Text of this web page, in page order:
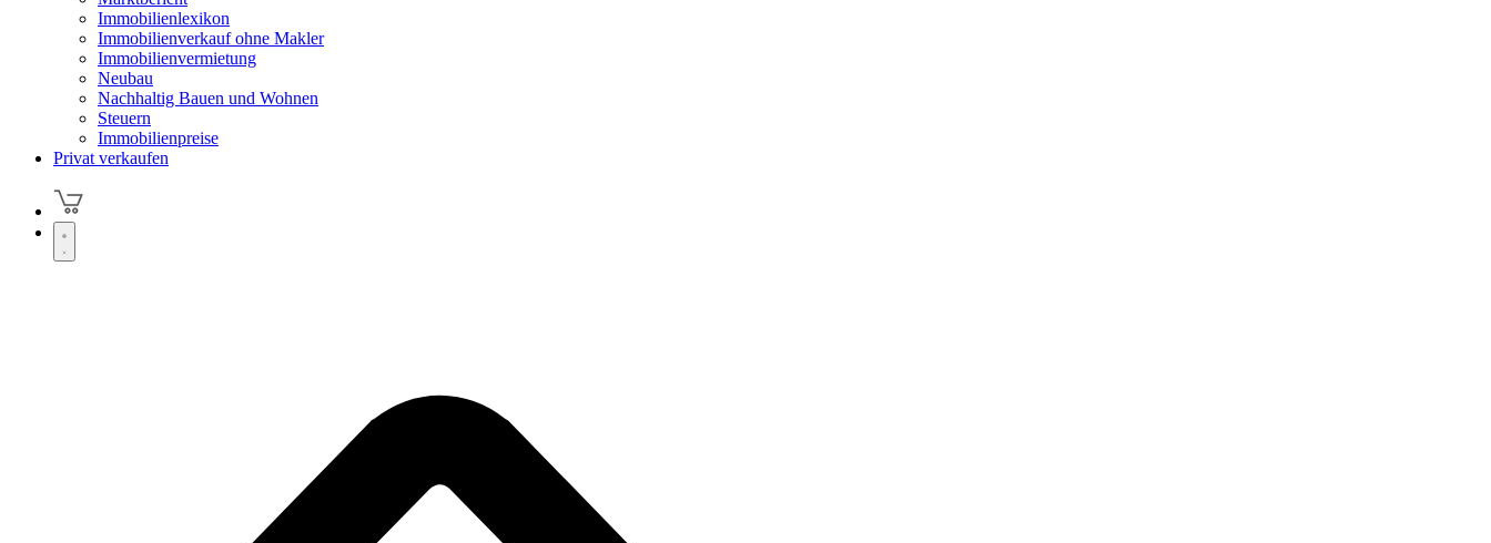
Immobilienlexikon
Immobilienverkauf ohne Makler
Immobilienvermietung
Neubau
Nachhaltig Bauen und Wohnen
Steuern
Immobilienpreise
Privat verkaufen